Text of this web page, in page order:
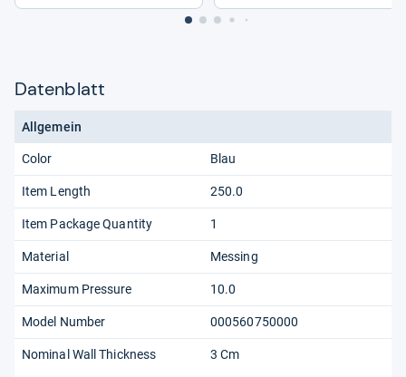
Datenblatt
Allgemein
Color Blau
Item Length 250.0
Item Package Quantity 1
Material Messing
Maximum Pressure 10.0
Model Number 000560750000
Nominal Wall Thickness 3 Cm